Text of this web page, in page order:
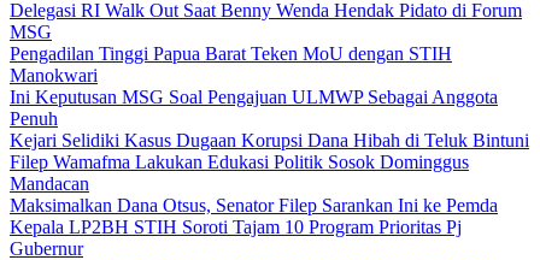
Delegasi RI Walk Out Saat Benny Wenda Hendak Pidato di Forum
MSG
Pengadilan Tinggi Papua Barat Teken MoU dengan STIH
Manokwari
Ini Keputusan MSG Soal Pengajuan ULMWP Sebagai Anggota
Penuh
Kejari Selidiki Kasus Dugaan Korupsi Dana Hibah di Teluk Bintuni
Filep Wamafma Lakukan Edukasi Politik Sosok Dominggus
Mandacan
Maksimalkan Dana Otsus, Senator Filep Sarankan Ini ke Pemda
Kepala LP2BH STIH Soroti Tajam 10 Program Prioritas Pj
Gubernur